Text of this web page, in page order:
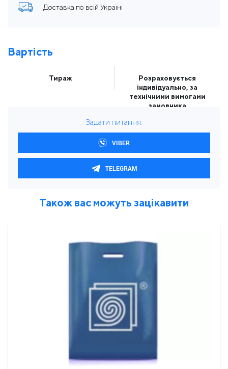
Доставка по всій Україні
Вартість
Тираж
Розраховується
індивідуально, за
технічними вимогами
замовника
Задати питання:
VIBER
TELEGRAM
Також вас можуть зацікавити